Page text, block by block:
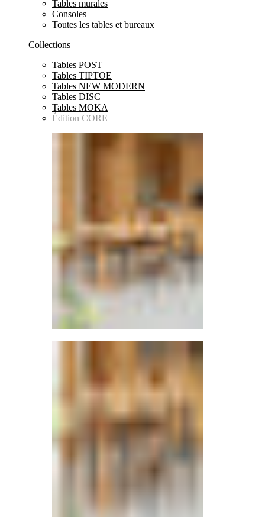
Tables murales
Consoles
Toutes les tables et bureaux
Collections
Tables POST
Tables TIPTOE
Tables NEW MODERN
Tables DISC
Tables MOKA
Édition CORE